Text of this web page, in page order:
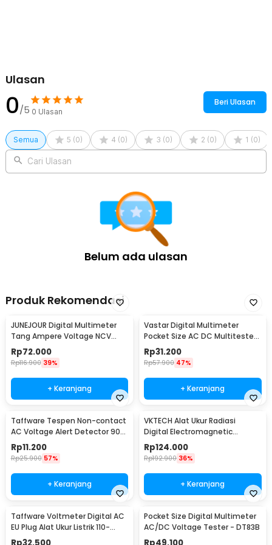
Ulasan
0/5 0 Ulasan
Beri Ulasan
Semua 5 (0) 4 (0) 3 (0) 2 (0) 1 (0)
Cari Ulasan
Belum ada ulasan
Produk Rekomendasi
JUNEJOUR Digital Multimeter
Tang Ampere Voltage NCV
Tester Clamp - DT266
Rp72.000
Rp116.900 39%
+ Keranjang
Vastar Digital Multimeter
Pocket Size AC DC Multitester
Portable - DT830B
Rp31.200
Rp57.900 47%
+ Keranjang
Taffware Tespen Non-contact
AC Voltage Alert Detector 90-
1000V - VD02
Rp11.200
Rp25.900 57%
+ Keranjang
VKTECH Alat Ukur Radiasi
Digital Electromagnetic
Radiation Detector - DT-1130
Rp124.000
Rp192.900 36%
+ Keranjang
Taffware Voltmeter Digital AC
EU Plug Alat Ukur Listrik 110-
300V - DM55-1
Rp32.500
Pocket Size Digital Multimeter
AC/DC Voltage Tester - DT83B
Rp49.100